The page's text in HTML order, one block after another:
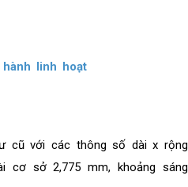
linh hoạt
cũ với các thông số dài x rộng
cơ sở 2,775 mm, khoảng sáng